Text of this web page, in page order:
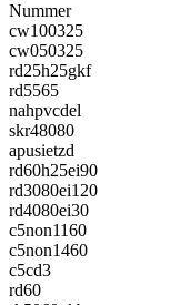
Nummer
cw100325
cw050325
rd25h25gkf
rd5565
nahpvcdel
skr48080
apusietzd
rd60h25ei90
rd3080ei120
rd4080ei30
c5non1160
c5non1460
c5cd3
rd60